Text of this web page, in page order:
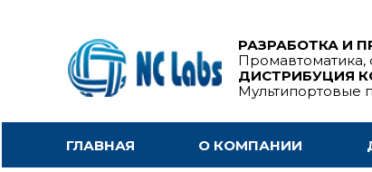
РАЗРАБОТКА И
ДИСТРИБУЦИЯ
Мультипортовые
ГЛАВНАЯ О КОМПАНИИ